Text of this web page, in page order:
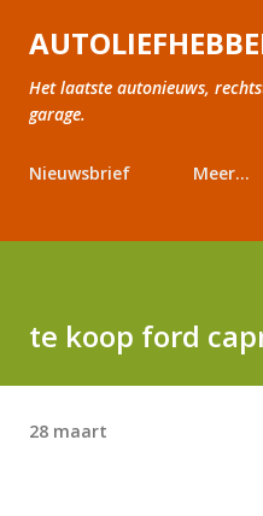
Doorgaan
Het laatste autonieuws,
garage.
Nieuwsbrief Meer…
te koop ford
28 maart